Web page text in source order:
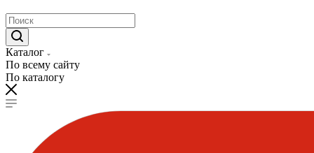
Каталог
По всему сайту
По каталогу